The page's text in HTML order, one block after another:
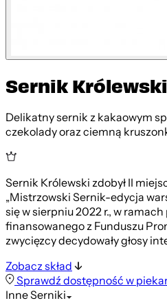
Sernik
Delikatny sernik z kakaowym
czekolady oraz ciemną
Sernik Królewski zdobył II
„Mistrzowski Sernik-edycja
się w sierpniu 2022 r., w ramach
finansowanego z Funduszu
zwycięzcy decydowały głosy
Zobacz skład
Sprawdź dostępność w
InneSerniki